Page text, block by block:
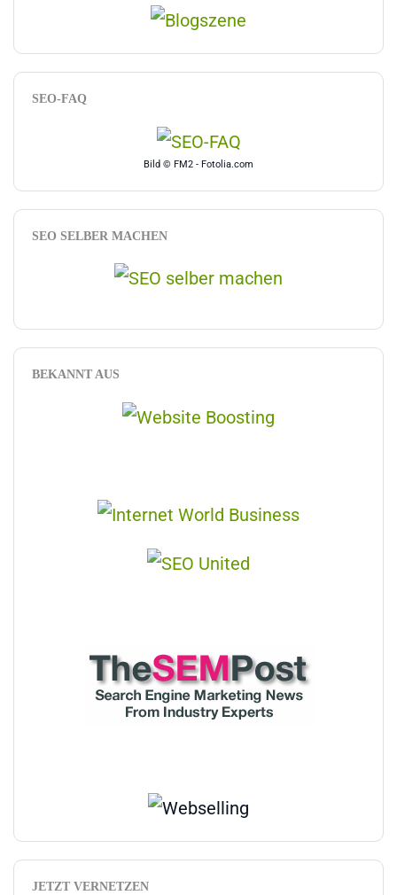
SEO-FAQ
Bild © FM2 - Fotolia.com
SEO SELBER MACHEN
BEKANNT AUS
JETZT VERNETZEN